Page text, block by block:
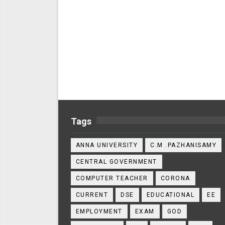
Tags
ANNA UNIVERSITY C.M .PAZHANISAMY
CENTRAL GOVERNMENT
COMPUTER TEACHER CORONA
CURRENT DSE EDUCATIONAL EE
EMPLOYMENT EXAM GOD